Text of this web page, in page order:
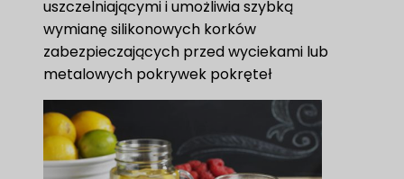
uszczelniającymi i umożliwia szybką
wymianę silikonowych korków
zabezpieczających przed wyciekami lub
metalowych pokrywek pokręteł